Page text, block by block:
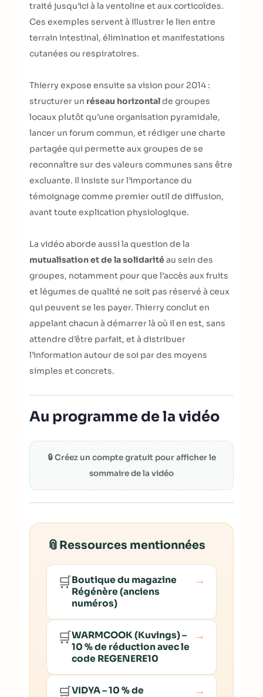
traité jusqu’ici à la ventoline et aux corticoïdes.
Ces exemples servent à illustrer le lien entre
terrain intestinal, élimination et manifestations
cutanées ou respiratoires.
Thierry expose ensuite sa vision pour 2014 :
structurer un réseau horizontalde groupes
locaux plutôt qu’une organisation pyramidale,
lancer un forum commun, et rédiger une charte
partagée qui permette aux groupes de se
reconnaître sur des valeurs communes sans être
excluante. Il insiste sur l’importance du
témoignage comme premier outil de diffusion,
avant toute explication physiologique.
La vidéo aborde aussi la question de la
mutualisation et de la solidaritéau sein des
groupes, notamment pour que l’accès aux fruits
et légumes de qualité ne soit pas réservé à ceux
qui peuvent se les payer. Thierry conclut en
appelant chacun à démarrer là où il en est, sans
attendre d’être parfait, et à distribuer
l’information autour de soi par des moyens
simples et concrets.
Au programme de la vidéo
🔒 Créez un compte gratuit pour afficher le
sommaire de la vidéo
📎 Ressources mentionnées
🛒Boutique du magazine
Régénère (anciens
numéros)
→
🛒WARMCOOK (Kuvings) –
10 % de réduction avec le
code REGENERE10
→
🛒VIDYA – 10 % de
→